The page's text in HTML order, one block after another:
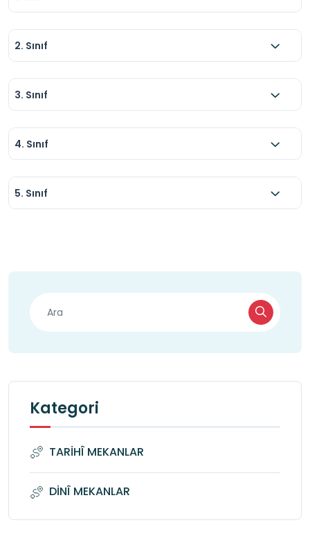
2. Sınıf
3. Sınıf
4. Sınıf
5. Sınıf
Kategori
TARİHÎ MEKANLAR
DİNÎ MEKANLAR